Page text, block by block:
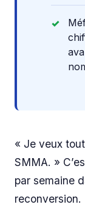
« Je veux
SMMA. »
par semaine